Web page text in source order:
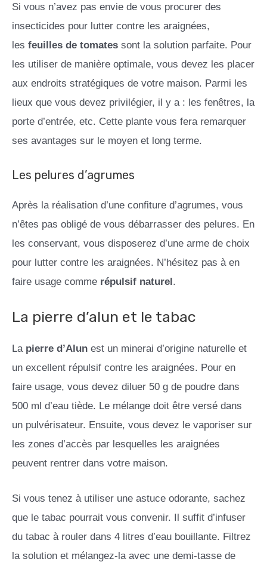
Si vous n’avez pas envie de vous procurer des
insecticides pour lutter contre les araignées,
les feuilles de tomates sont la solution parfaite. Pour
les utiliser de manière optimale, vous devez les placer
aux endroits stratégiques de votre maison. Parmi les
lieux que vous devez privilégier, il y a : les fenêtres, la
porte d’entrée, etc. Cette plante vous fera remarquer
ses avantages sur le moyen et long terme.
Les pelures d’agrumes
Après la réalisation d’une confiture d’agrumes, vous
n’êtes pas obligé de vous débarrasser des pelures. En
les conservant, vous disposerez d’une arme de choix
pour lutter contre les araignées. N’hésitez pas à en
faire usage comme répulsif naturel.
La pierre d’alun et le tabac
La pierre d’Alun est un minerai d’origine naturelle et
un excellent répulsif contre les araignées. Pour en
faire usage, vous devez diluer 50 g de poudre dans
500 ml d’eau tiède. Le mélange doit être versé dans
un pulvérisateur. Ensuite, vous devez le vaporiser sur
les zones d’accès par lesquelles les araignées
peuvent rentrer dans votre maison.
Si vous tenez à utiliser une astuce odorante, sachez
que le tabac pourrait vous convenir. Il suffit d’infuser
du tabac à rouler dans 4 litres d’eau bouillante. Filtrez
la solution et mélangez-la avec une demi-tasse de